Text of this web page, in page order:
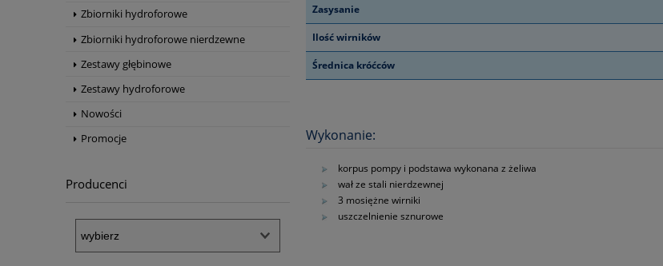
Zbiorniki hydroforowe
Zbiorniki hydroforowe nierdzewne
Zestawy głębinowe
Zestawy hydroforowe
Nowości
Promocje
Producenci
Zasysanie
Ilość wirników
Średnica króćców
Wykonanie:
korpus pompy i podstawa wykonana z żeliwa
wał ze stali nierdzewnej
3 mosiężne wirniki
uszczelnienie sznurowe